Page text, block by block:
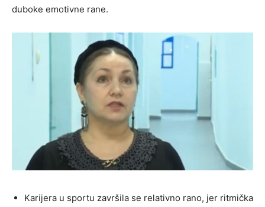
duboke emotivne rane.
Karijera u sportu završila se relativno rano, jer ritmička